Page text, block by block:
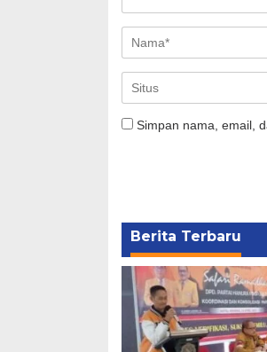
Simpan nama, email,
Berita Terbaru